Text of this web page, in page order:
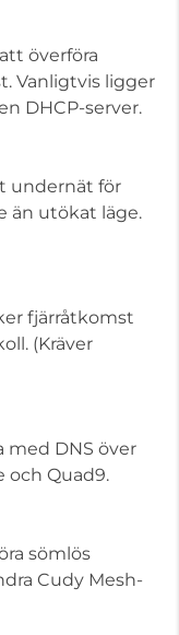
överföra
Vanligtvis ligger
DHCP-server.
undernät för
än utökat läge.
fjärråtkomst
(Kräver
med DNS över
och Quad9.
sömlös
Cudy Mesh-